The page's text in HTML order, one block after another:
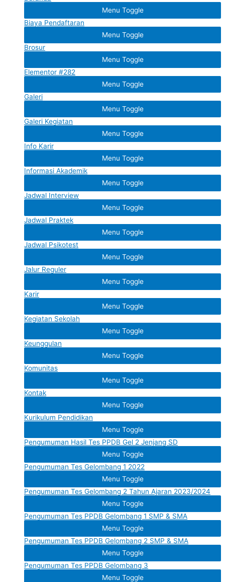
Menu Toggle
Biaya Pendaftaran
Menu Toggle
Brosur
Menu Toggle
Elementor #282
Menu Toggle
Galeri
Menu Toggle
Galeri Kegiatan
Menu Toggle
Info Karir
Menu Toggle
Informasi Akademik
Menu Toggle
Jadwal Interview
Menu Toggle
Jadwal Praktek
Menu Toggle
Jadwal Psikotest
Menu Toggle
Jalur Reguler
Menu Toggle
Karir
Menu Toggle
Kegiatan Sekolah
Menu Toggle
Keunggulan
Menu Toggle
Komunitas
Menu Toggle
Kontak
Menu Toggle
Kurikulum Pendidikan
Menu Toggle
Pengumuman Hasil Tes PPDB Gel 2 Jenjang SD
Menu Toggle
Pengumuman Tes Gelombang 1 2022
Menu Toggle
Pengumuman Tes Gelombang 2 Tahun Ajaran 2023/2024
Menu Toggle
Pengumuman Tes PPDB Gelombang 1 SMP & SMA
Menu Toggle
Pengumuman Tes PPDB Gelombang 2 SMP & SMA
Menu Toggle
Pengumuman Tes PPDB Gelombang 3
Menu Toggle